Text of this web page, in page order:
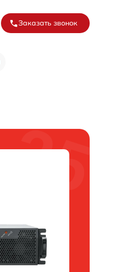
Заказать звонок